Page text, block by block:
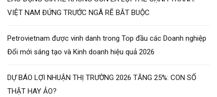
VIỆT NAM ĐỨNG TRƯỚC NGÃ RẼ BẮT BUỘC
Petrovietnam được vinh danh trong Top đầu các Doanh nghiệp
Đổi mới sáng tạo và Kinh doanh hiệu quả 2026
DỰ BÁO LỢI NHUẬN THỊ TRƯỜNG 2026 TĂNG 25%: CON SỐ
THẬT HAY ẢO?